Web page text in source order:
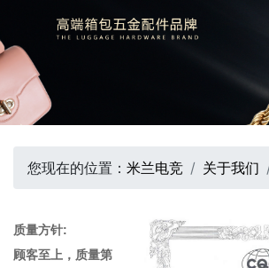
您现在的位置： 米兰电竞 关于我们
质量方针:
顾客至上，质量第